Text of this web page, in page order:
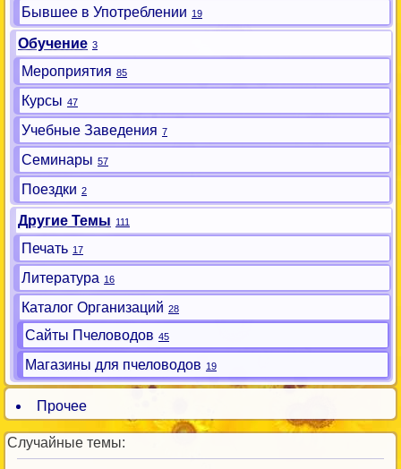
Бывшее в Употреблении 19
Обучение 3
Мероприятия 85
Курсы 47
Учебные Заведения 7
Семинары 57
Поездки 2
Другие Темы 111
Печать 17
Литература 16
Каталог Организаций 28
Сайты Пчеловодов 45
Магазины для пчеловодов 19
Прочее
Случайные темы: